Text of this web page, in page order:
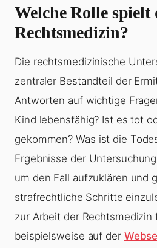
Welche Rolle spielt
Rechtsmedizin?
Die rechtsmedizinische
zentraler Bestandteil der
Antworten auf wichtige
Kind lebensfähig? Ist es tot
gekommen? Was ist die
Ergebnisse der
um den Fall aufzuklären und
strafrechtliche Schritte
zur Arbeit der Rechtsmedizin
beispielsweise auf der